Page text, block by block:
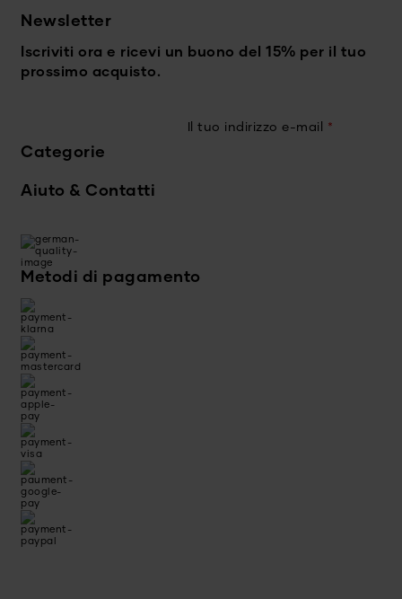
Newsletter
Iscriviti ora e ricevi un buono del 15% per il tuo
prossimo acquisto.
Il tuo indirizzo e-mail *
Categorie
Aiuto & Contatti
Metodi di pagamento